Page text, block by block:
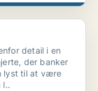
detail i en
der banker
lyst til at være
l..